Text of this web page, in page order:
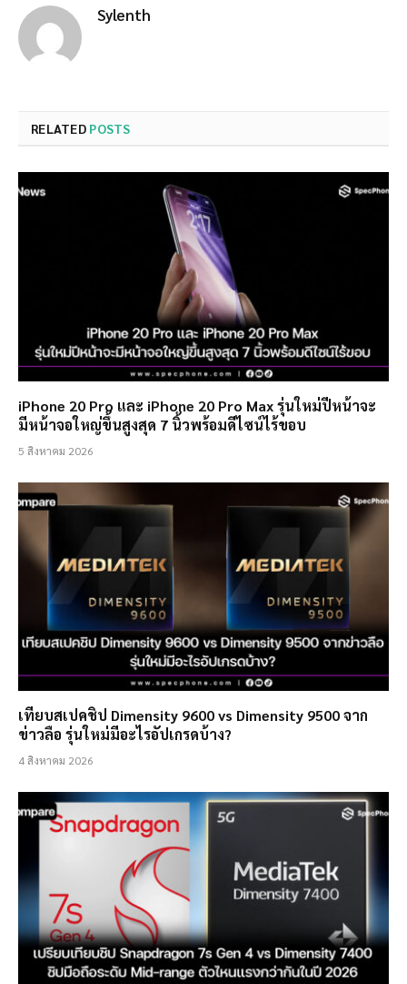
Sylenth
RELATED POSTS
iPhone 20 Pro และ iPhone 20 Pro Max รุ่นใหม่ปีหน้าจะ
มีหน้าจอใหญ่ขึ้นสูงสุด 7 นิ้วพร้อมดีไซน์ไร้ขอบ
5 สิงหาคม 2026
เทียบสเปคชิป Dimensity 9600 vs Dimensity 9500 จาก
ข่าวลือ รุ่นใหม่มีอะไรอัปเกรดบ้าง?
4 สิงหาคม 2026